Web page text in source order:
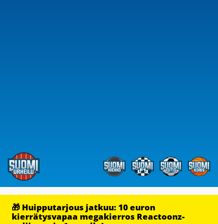
🎁 Huipputarjous jatkuu: 10 euron
kierrätysvapaa megakierros Reactoonz-